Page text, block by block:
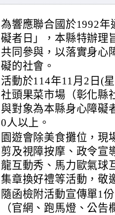
為響應聯合國於1992年
礙者日」，本縣特辦理
共同參與，以落實身心
礙的社會。
活動於114年11月2日(
社頭果菜市場（彰化縣
與對象為本縣身心障礙
0人以上。
園遊會除美食攤位，現
剪及視障按摩、政令宣
龍互動秀、馬力歐氣球
集章換好禮等活動，敬
隨函檢附活動宣傳單1
（官網、跑馬燈、公